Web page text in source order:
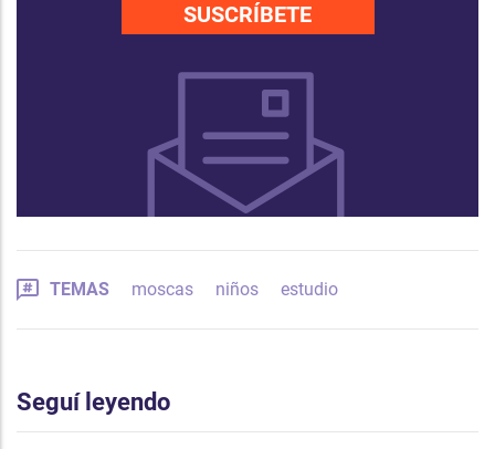
SUSCRÍBETE
TEMAS moscas niños estudio
Seguí leyendo